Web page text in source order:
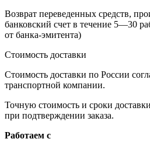
Возврат переведенных средств,
банковский счет в течение 5—30
от банка-эмитента)
Стоимость доставки
Стоимость доставки по России
транспортной компании.
Точную стоимость и сроки
при подтверждении заказа.
Работаем с